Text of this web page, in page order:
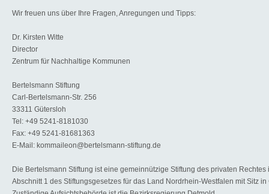
Wir freuen uns über Ihre Fragen, Anregungen und Tipps:
Dr. Kirsten Witte
Director
Zentrum für Nachhaltige Kommunen
Bertelsmann Stiftung
Carl-Bertelsmann-Str. 256
33311 Gütersloh
Tel: +49 5241-8181030
Fax: +49 5241-81681363
E-Mail: kommaileon@bertelsmann-stiftung.de
Die Bertelsmann Stiftung ist eine gemeinnützige Stiftung des privaten Rechtes
Abschnitt 1 des Stiftungsgesetzes für das Land Nordrhein-Westfalen mit Sitz in